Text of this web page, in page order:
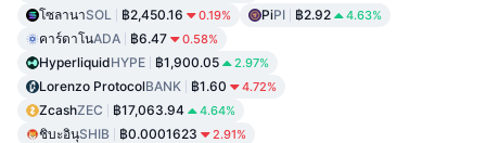
โซลานาSOL ฿2,450.16 0.19% PiPI ฿2.92 4.63%
คาร์ดาโนADA ฿6.47 0.58%
HyperliquidHYPE ฿1,900.05 2.97%
Lorenzo ProtocolBANK ฿1.60 4.72%
ZcashZEC ฿17,063.94 4.64%
ชิบะอินุSHIB ฿0.0001623 2.91%